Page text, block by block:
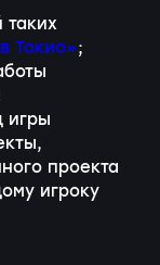
Токио»;
игры
проекта
игроку